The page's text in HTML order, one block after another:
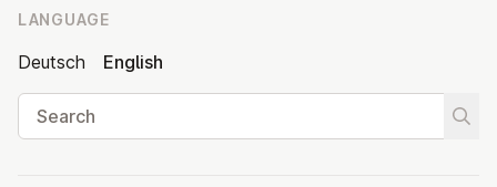
LANGUAGE
Deutsch
English
Search